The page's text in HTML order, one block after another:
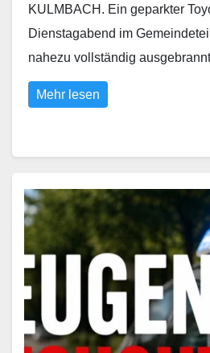
KULMBACH. Ein geparkter
Dienstagabend im
nahezu vollständig
Mehr lesen